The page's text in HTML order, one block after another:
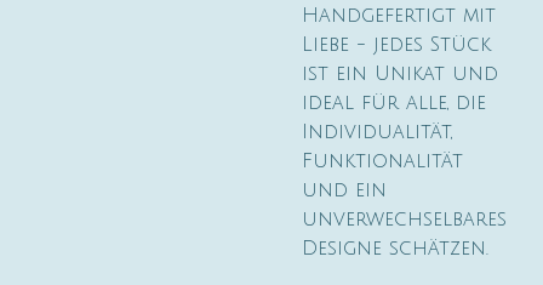
Handgefertigt mit
Liebe - jedes Stück
ist ein Unikat und
ideal für alle, die
Individualität,
Funktionalität
und ein
unverwechselbares
Designe schätzen.